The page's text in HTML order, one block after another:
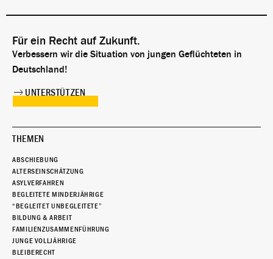
Für ein Recht auf Zukunft.
Verbessern wir die Situation von jungen Geflüchteten in
Deutschland!
UNTERSTÜTZEN
THEMEN
ABSCHIEBUNG
ALTERSEINSCHÄTZUNG
ASYLVERFAHREN
BEGLEITETE MINDERJÄHRIGE
“BEGLEITET UNBEGLEITETE”
BILDUNG & ARBEIT
FAMILIENZUSAMMENFÜHRUNG
JUNGE VOLLJÄHRIGE
BLEIBERECHT